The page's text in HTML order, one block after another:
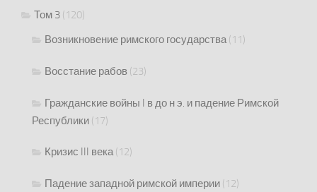
Том 3 (120)
Возникновение римского государства(11)
Восстание рабов (23)
Гражданские войны I в до н э. и падение Римской
Республики (17)
Кризис III века(12)
Падение западной римской империи (12)